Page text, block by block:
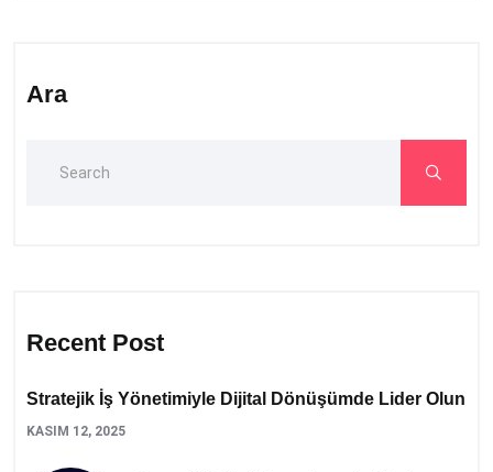
Ara
Recent Post
Stratejik İş Yönetimiyle Dijital Dönüşümde Lider Olun
KASIM 12, 2025